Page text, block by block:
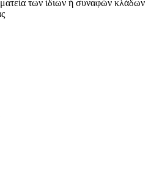
των ίδιων ή συναφών κλάδων